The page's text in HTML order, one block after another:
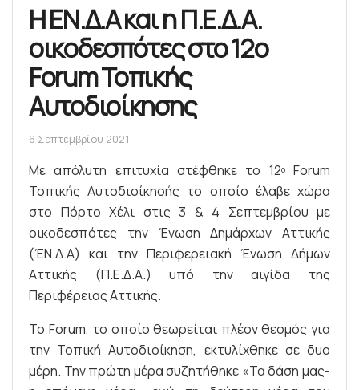
Η ΕΝ.Δ.Α και η Π.Ε.Δ.Α.
οικοδεσπότες στο 12ο
Forum Τοπικής
Αυτοδιοίκησης
6 Σεπτεμβρίου 2021
Με απόλυτη επιτυχία στέφθηκε το 12οForum
Τοπικής Αυτοδιοίκησής το οποίο έλαβε χώρα
στο Πόρτο Χέλι στις 3 & 4 Σεπτεμβρίου με
οικοδεσπότες την Ένωση Δημάρχων Αττικής
(ΈΝ.Δ.Α) και την Περιφερειακή Ένωση Δήμων
Αττικής (Π.Ε.Δ.Α.) υπό την αιγίδα της
Περιφέρειας Αττικής.
Το Forum, το οποίο θεωρείται πλέον θεσμός για
την Τοπική Αυτοδιοίκηση, εκτυλίχθηκε σε δυο
μέρη. Την πρώτη μέρα συζητήθηκε «Τα δάση μας-